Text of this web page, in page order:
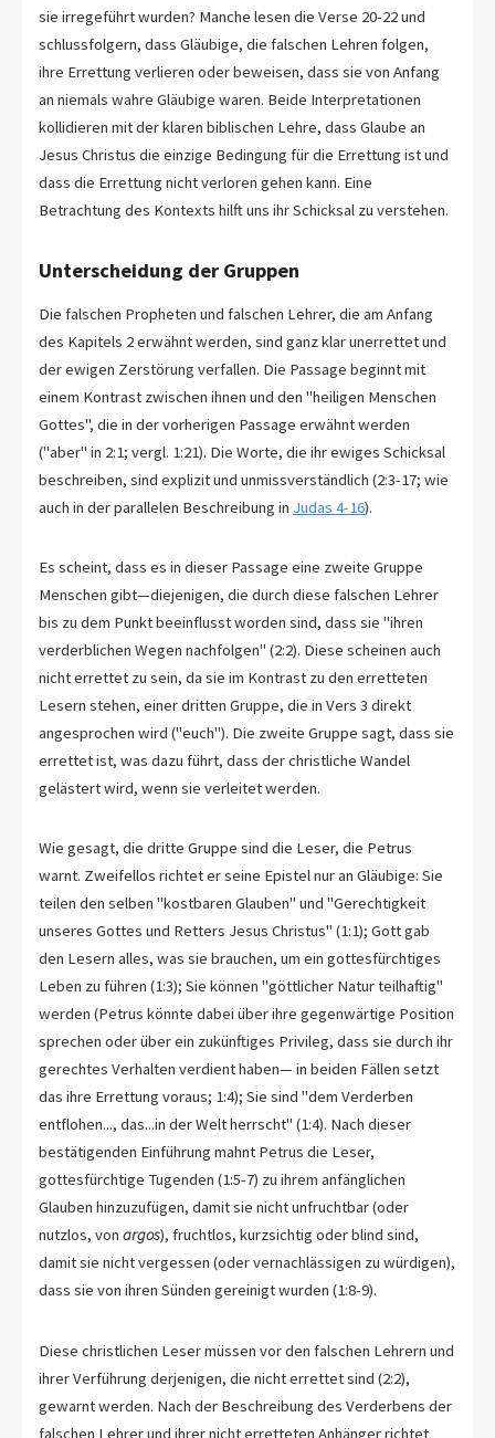
sie irregeführt wurden? Manche lesen die Verse 20-22 und
schlussfolgern, dass Gläubige, die falschen Lehren folgen,
ihre Errettung verlieren oder beweisen, dass sie von Anfang
an niemals wahre Gläubige waren. Beide Interpretationen
kollidieren mit der klaren biblischen Lehre, dass Glaube an
Jesus Christus die einzige Bedingung für die Errettung ist und
dass die Errettung nicht verloren gehen kann. Eine
Betrachtung des Kontexts hilft uns ihr Schicksal zu verstehen.
Unterscheidung der Gruppen
Die falschen Propheten und falschen Lehrer, die am Anfang
des Kapitels 2 erwähnt werden, sind ganz klar unerrettet und
der ewigen Zerstörung verfallen. Die Passage beginnt mit
einem Kontrast zwischen ihnen und den "heiligen Menschen
Gottes", die in der vorherigen Passage erwähnt werden
("aber" in 2:1; vergl. 1:21). Die Worte, die ihr ewiges Schicksal
beschreiben, sind explizit und unmissverständlich (2:3-17; wie
auch in der parallelen Beschreibung in Judas 4-16).
Es scheint, dass es in dieser Passage eine zweite Gruppe
Menschen gibt—diejenigen, die durch diese falschen Lehrer
bis zu dem Punkt beeinflusst worden sind, dass sie "ihren
verderblichen Wegen nachfolgen" (2:2). Diese scheinen auch
nicht errettet zu sein, da sie im Kontrast zu den erretteten
Lesern stehen, einer dritten Gruppe, die in Vers 3 direkt
angesprochen wird ("euch"). Die zweite Gruppe sagt, dass sie
errettet ist, was dazu führt, dass der christliche Wandel
gelästert wird, wenn sie verleitet werden.
Wie gesagt, die dritte Gruppe sind die Leser, die Petrus
warnt. Zweifellos richtet er seine Epistel nur an Gläubige: Sie
teilen den selben "kostbaren Glauben" und "Gerechtigkeit
unseres Gottes und Retters Jesus Christus" (1:1); Gott gab
den Lesern alles, was sie brauchen, um ein gottesfürchtiges
Leben zu führen (1:3); Sie können "göttlicher Natur teilhaftig"
werden (Petrus könnte dabei über ihre gegenwärtige Position
sprechen oder über ein zukünftiges Privileg, dass sie durch ihr
gerechtes Verhalten verdient haben— in beiden Fällen setzt
das ihre Errettung voraus; 1:4); Sie sind "dem Verderben
entflohen..., das...in der Welt herrscht" (1:4). Nach dieser
bestätigenden Einführung mahnt Petrus die Leser,
gottesfürchtige Tugenden (1:5-7) zu ihrem anfänglichen
Glauben hinzuzufügen, damit sie nicht unfruchtbar (oder
nutzlos, von argos), fruchtlos, kurzsichtig oder blind sind,
damit sie nicht vergessen (oder vernachlässigen zu würdigen),
dass sie von ihren Sünden gereinigt wurden (1:8-9).
Diese christlichen Leser müssen vor den falschen Lehrern und
ihrer Verführung derjenigen, die nicht errettet sind (2:2),
gewarnt werden. Nach der Beschreibung des Verderbens der
falschen Lehrer und ihrer nicht erretteten Anhänger richtet